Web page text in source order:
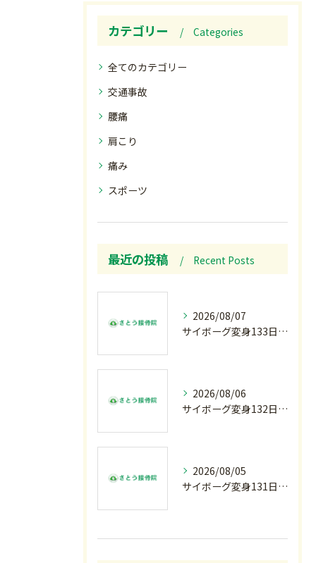
カテゴリー Categories
全てのカテゴリー
交通事故
腰痛
肩こり
痛み
スポーツ
最近の投稿 Recent Posts
2026/08/07
サイボーグ変身133日目.広島.原爆.81年.インターハイ初日.金曜の朝〜
2026/08/06
サイボーグ変身132日目.お知らせ.和歌山.インターハイ.柔道開幕…木曜の朝〜
2026/08/05
サイボーグ変身131日目.甲子園開幕.日曜.リラクゼーション柔.水曜の朝〜